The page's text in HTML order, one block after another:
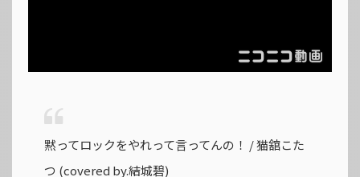
黙ってロックをやれって言ってんの！ / 猫舘こた
つ (covered by.結城碧)